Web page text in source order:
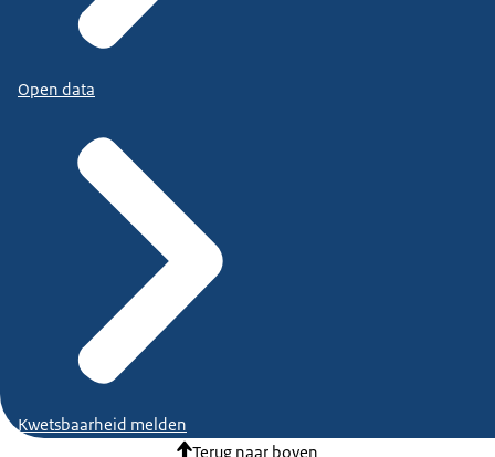
Open data
Kwetsbaarheid melden
Terug naar boven